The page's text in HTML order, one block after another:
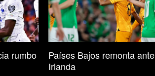
rumbo
Países Bajos remonta ante
Irlanda